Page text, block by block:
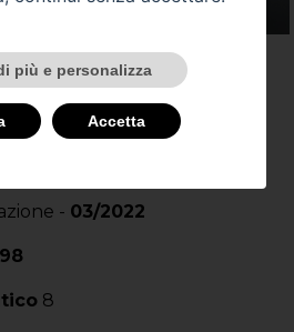
- 03/2022
8
più e personalizza
Accetta